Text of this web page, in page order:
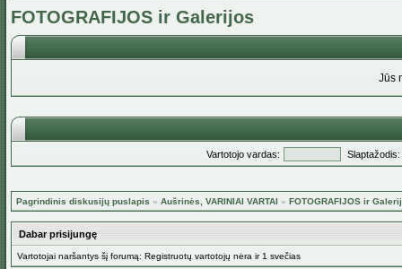
FOTOGRAFIJOS ir Galerijos
Jūs
Vartotojo vardas: Slaptažodis:
Pagrindinis diskusijų puslapis » Aušrinės, VARINIAI VARTAI » FOTOGRAFIJOS ir
Dabar prisijungę
Vartotojai naršantys šį forumą: Registruotų vartotojų nėra ir 1 svečias